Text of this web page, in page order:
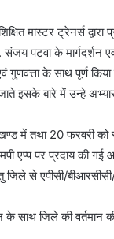
मास्टर ट्रेनर्स द्वारा
पटवा के मार्गदर्शन
एवं गुणवत्ता के साथ पूर्ण
बारे में उन्हे अभ्यास
में तथा 20 फरवरी
एप्प पर प्रदाय की
एपीसी/बीआरसीसी/
जिले की वर्तमान